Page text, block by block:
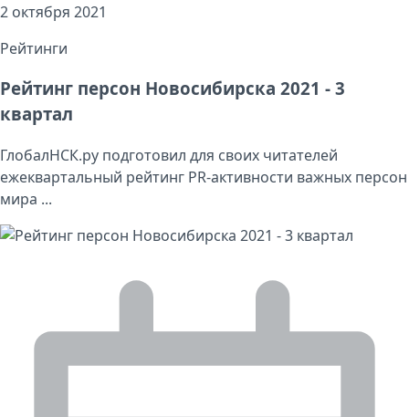
2 октября 2021
Рейтинги
Рейтинг персон Новосибирска 2021 - 3
квартал
ГлобалНСК.ру подготовил для своих читателей
ежеквартальный рейтинг PR-активности важных персон
мира ...